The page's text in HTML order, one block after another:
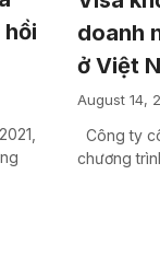
hồi
doanh
ở Việt
August 14,
Công ty
chương